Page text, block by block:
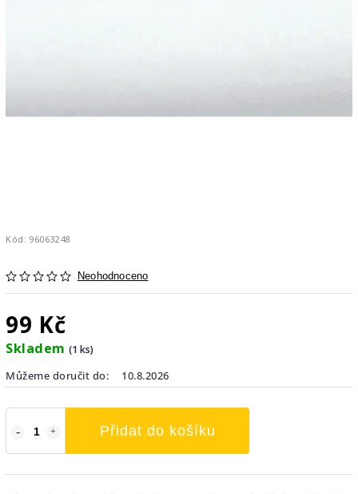
Kód: 96063248
Neohodnoceno
99 Kč
Skladem (1 ks)
Můžeme doručit do:
10.8.2026
Přidat do košíku